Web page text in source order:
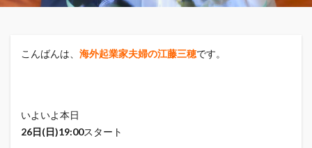
こんばんは、 海外起業家夫婦の江藤三穂です。
いよいよ本日
26日(日)19:00スタート